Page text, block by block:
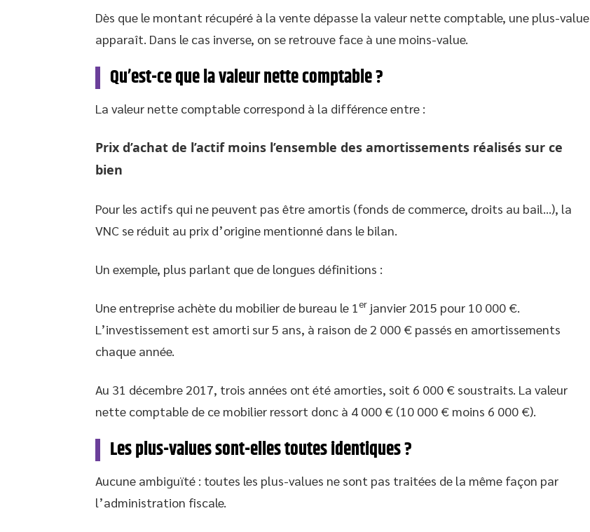
Dès que le montant récupéré à la vente dépasse la valeur nette comptable, une plus-value
apparaît. Dans le cas inverse, on se retrouve face à une moins-value.
Qu’est-ce que la valeur nette comptable ?
La valeur nette comptable correspond à la différence entre :
Prix d’achat de l’actif moins l’ensemble des amortissements réalisés sur ce
bien
Pour les actifs qui ne peuvent pas être amortis (fonds de commerce, droits au bail…), la
VNC se réduit au prix d’origine mentionné dans le bilan.
Un exemple, plus parlant que de longues définitions :
Une entreprise achète du mobilier de bureau le 1er janvier 2015 pour 10 000 €.
L’investissement est amorti sur 5 ans, à raison de 2 000 € passés en amortissements
chaque année.
Au 31 décembre 2017, trois années ont été amorties, soit 6 000 € soustraits. La valeur
nette comptable de ce mobilier ressort donc à 4 000 € (10 000 € moins 6 000 €).
Les plus-values sont-elles toutes identiques ?
Aucune ambiguïté : toutes les plus-values ne sont pas traitées de la même façon par
l’administration fiscale.